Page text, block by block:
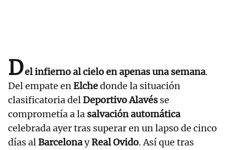
Del infierno al cielo en apenas una semana.
Del empate enElchedonde la situación
clasificatoria delDeportivo Alavés se
comprometía a la salvación automática
celebrada ayer tras superar en un lapso de cinco
días alBarcelonayReal Ovido. Así que tras